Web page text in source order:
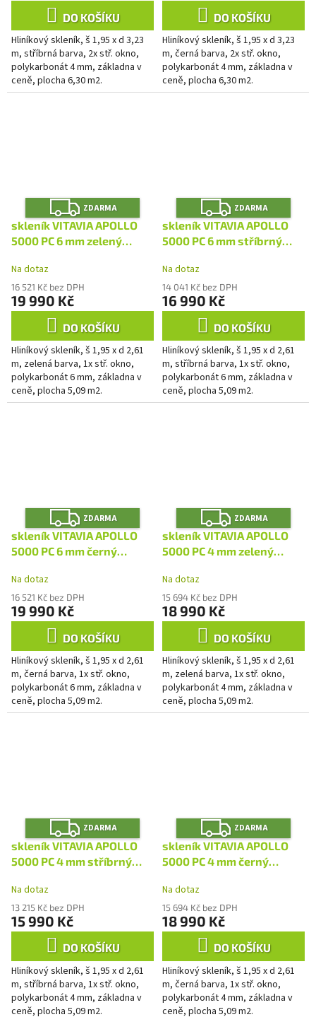
DO KOŠÍKU
Hliníkový skleník, š 1,95 x d 3,23
m, stříbrná barva, 2x stř. okno,
polykarbonát 4 mm, základna v
ceně, plocha 6,30 m2.
DO KOŠÍKU
Hliníkový skleník, š 1,95 x d 3,23
m, černá barva, 2x stř. okno,
polykarbonát 4 mm, základna v
ceně, plocha 6,30 m2.
Z
D
A
R
M
ZDARMA
skleník VITAVIA APOLLO
5000 PC 6 mm zelený
Na dotaz
16 521 Kč bez DPH
19 990 Kč
DO KOŠÍKU
Hliníkový skleník, š 1,95 x d 2,61
m, zelená barva, 1x stř. okno,
polykarbonát 6 mm, základna v
ceně, plocha 5,09 m2.
Z
D
A
R
M
ZDARMA
skleník VITAVIA APOLLO
5000 PC 6 mm stříbrný
Na dotaz
14 041 Kč bez DPH
16 990 Kč
DO KOŠÍKU
Hliníkový skleník, š 1,95 x d 2,61
m, stříbrná barva, 1x stř. okno,
polykarbonát 6 mm, základna v
ceně, plocha 5,09 m2.
Z
D
A
R
M
ZDARMA
skleník VITAVIA APOLLO
5000 PC 6 mm černý
Na dotaz
16 521 Kč bez DPH
19 990 Kč
DO KOŠÍKU
Hliníkový skleník, š 1,95 x d 2,61
m, černá barva, 1x stř. okno,
polykarbonát 6 mm, základna v
ceně, plocha 5,09 m2.
Z
D
A
R
M
ZDARMA
skleník VITAVIA APOLLO
5000 PC 4 mm zelený
Na dotaz
15 694 Kč bez DPH
18 990 Kč
DO KOŠÍKU
Hliníkový skleník, š 1,95 x d 2,61
m, zelená barva, 1x stř. okno,
polykarbonát 4 mm, základna v
ceně, plocha 5,09 m2.
Z
D
A
R
M
ZDARMA
skleník VITAVIA APOLLO
5000 PC 4 mm stříbrný
Na dotaz
13 215 Kč bez DPH
15 990 Kč
DO KOŠÍKU
Hliníkový skleník, š 1,95 x d 2,61
m, stříbrná barva, 1x stř. okno,
polykarbonát 4 mm, základna v
ceně, plocha 5,09 m2.
Z
D
A
R
M
ZDARMA
skleník VITAVIA APOLLO
5000 PC 4 mm černý
Na dotaz
15 694 Kč bez DPH
18 990 Kč
DO KOŠÍKU
Hliníkový skleník, š 1,95 x d 2,61
m, černá barva, 1x stř. okno,
polykarbonát 4 mm, základna v
ceně, plocha 5,09 m2.